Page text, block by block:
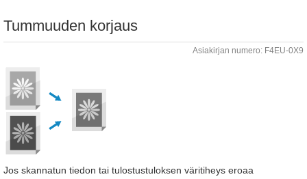
Tummuuden korjaus
Asiakirjan numero: F4EU-0X9
Jos skannatun tiedon tai tulostustuloksen väritiheys eroaa